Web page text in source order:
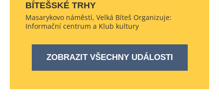
BÍTEŠSKÉ TRHY
Masarykovo náměstí, Velká Bíteš Organizuje:
Informační centrum a Klub kultury
ZOBRAZIT VŠECHNY UDÁLOSTI